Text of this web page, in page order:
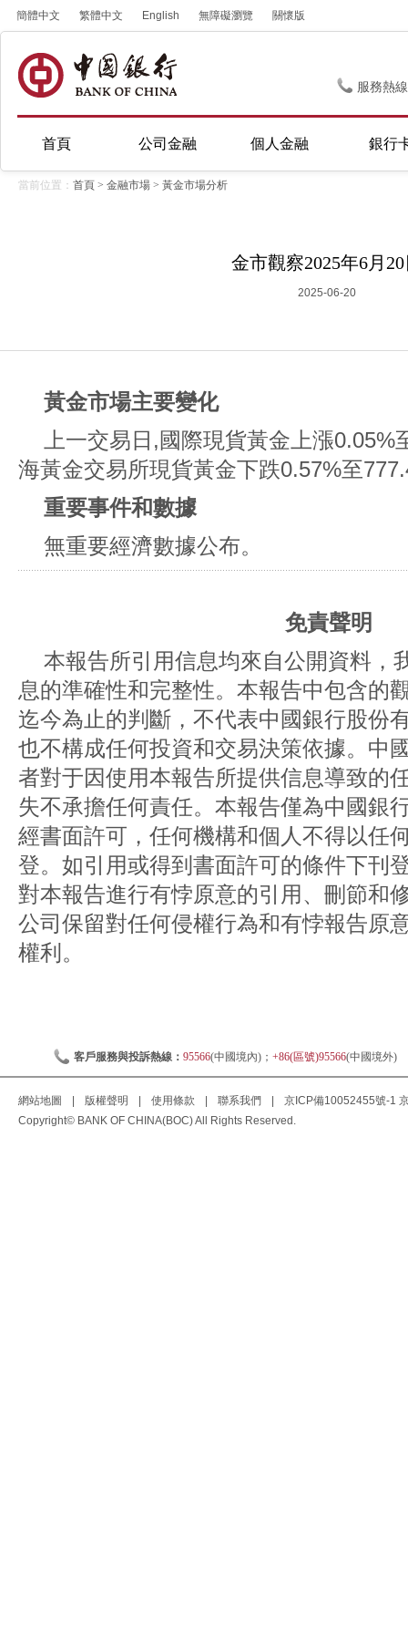
簡體中文 繁體中文 English 無障礙瀏覽 關懷版
服務熱
首頁 公司金融 個人金融 銀行
當前位置： 首頁 > 金融市場 > 黃金市場分析
金市觀察2025年6月
2025-06-20
黃金市場主要變化
上一交易日,國際現貨黃金上漲
海黃金交易所現貨黃金下跌0.57%至
重要事件和數據
無重要經濟數據公布。
免責聲明
本報告所引用信息均來自公開資料，
息的準確性和完整性。本報告中包含的
迄今為止的判斷，不代表中國銀行股份
也不構成任何投資和交易決策依據。中
者對于因使用本報告所提供信息導致的
失不承擔任何責任。本報告僅為中國銀
經書面許可，任何機構和個人不得以任
登。如引用或得到書面許可的條件下刊
對本報告進行有悖原意的引用、刪節和
公司保留對任何侵權行為和有悖報告原
權利。
客戶服務與投訴熱線： 95566(中國境內)； +86(區號)95566(中國境外)
網站地圖 版權聲明 使用條款 聯系我們 京ICP備10052455號-1
Copyright© BANK OF CHINA(BOC) All Rights Reserved.